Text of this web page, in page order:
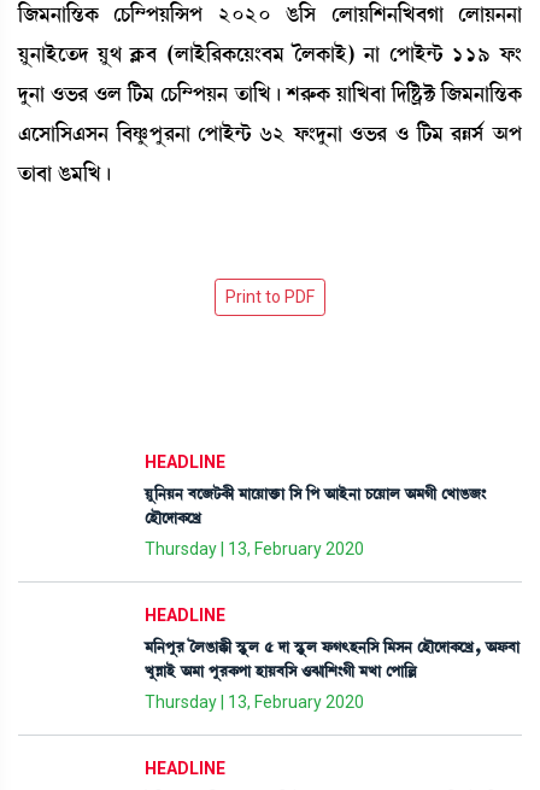
[\³>à[ÑzA¡ ëW¡[´šÚ[Xš 2020 R¡[Î ëºàÚ[Å>[J¤Kà ëºàÚ>>à
Úå>àÒüìt¡ƒ Úå= AÃ¡¤ (ºàÒü[¹A¡ìÚ}¤³ íºA¡àÒü) >à ëšàÒü@i¡ 119 ó¡}
ƒå>à *®¡¹ *º [i¡³ ëW¡[´šÚ> t¡à[J¡ú Å¹ç¡A¡ Úà[J¤à [ƒ[Ê¡öC¡ [\³>à[ÑzA¡
&ìÎà[Î&Î> [¤Ìå¡šå¹>à ëšàÒü@i¡ 62 ó¡}ƒå>à *®¡¹ * [i¡³ ¹ÄÎ¢ "š
t¡à¤à R¡³[J¡ú
HEADLINE
Úå[>Ú> ¤ì\i¡A¡ã ³àìÚàv¡û¡à [Î [š "àÒü>à W¡ìÚàº "³Kã ëJàR¡\}
ëÒïìƒàA¡ìJø
Thursday | 13, February 2020
HEADLINE
³[>šå¹ íºR¡àB¡ã ÑHåþº 5 ƒà ÑHåþº ó¡K;Ò>[Î [³Î> ëÒïìƒàA¡ìJø, "ó¡¤à
JåÄàÒü "³à šå¹A¡šà ÒàÚ¤[Î *c¡à[Å}Kã ³Jà ëšà[À
Thursday | 13, February 2020
HEADLINE